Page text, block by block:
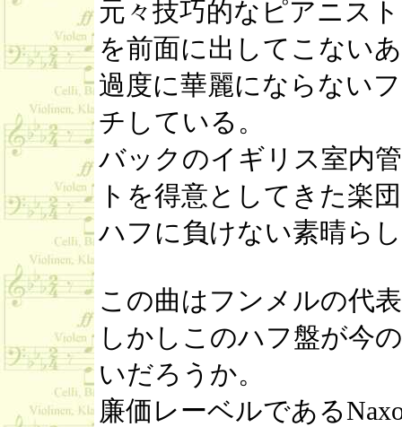
元々技巧的なピアニス
を前面に出してこない
過度に華麗にならない
チしている。
バックのイギリス室内
トを得意としてきた楽
ハフに負けない素晴ら
この曲はフンメルの代
しかしこのハフ盤が今
いだろうか。
廉価レーベルである